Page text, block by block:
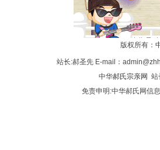
版权所有：
站长:郝圣先 E-mail：
中华郝氏宗亲网 站
免责申明:中华郝氏网信